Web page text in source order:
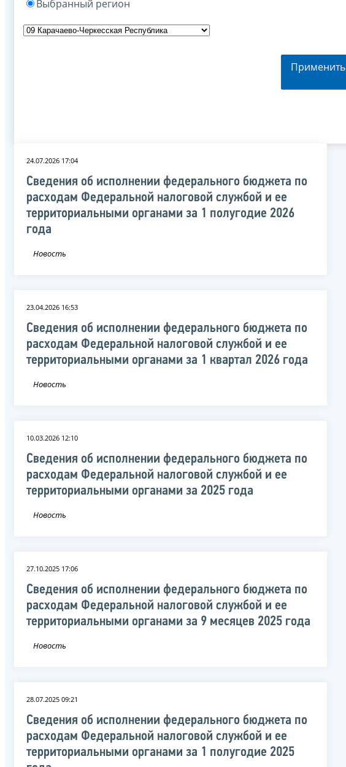
Выбранный регион
Применить
24.07.2026 17:04
Сведения об исполнении федерального бюджета по
расходам Федеральной налоговой службой и ее
территориальными органами за 1 полугодие 2026
года
Новость
23.04.2026 16:53
Сведения об исполнении федерального бюджета по
расходам Федеральной налоговой службой и ее
территориальными органами за 1 квартал 2026 года
Новость
10.03.2026 12:10
Сведения об исполнении федерального бюджета по
расходам Федеральной налоговой службой и ее
территориальными органами за 2025 года
Новость
27.10.2025 17:06
Сведения об исполнении федерального бюджета по
расходам Федеральной налоговой службой и ее
территориальными органами за 9 месяцев 2025 года
Новость
28.07.2025 09:21
Сведения об исполнении федерального бюджета по
расходам Федеральной налоговой службой и ее
территориальными органами за 1 полугодие 2025